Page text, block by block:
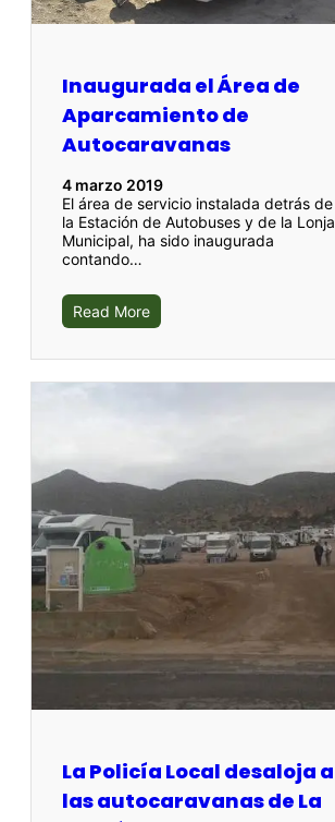
Inaugurada el Área de
Aparcamiento de
Autocaravanas
4 marzo 2019
El área de servicio instalada detrás de
la Estación de Autobuses y de la Lonja
Municipal, ha sido inaugurada
contando…
Read More
La Policía Local desaloja a
las autocaravanas de La